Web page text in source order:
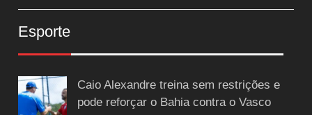
Esporte
Caio Alexandre treina sem restrições e
pode reforçar o Bahia contra o Vasco